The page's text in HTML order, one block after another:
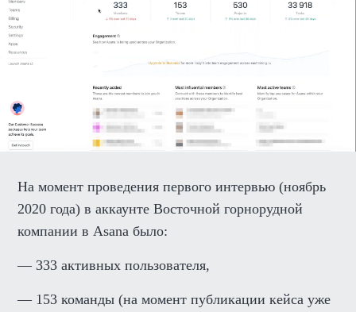
На момент проведения первого интервью (ноябрь
2020 года) в аккаунте Восточной горнорудной
компании в Asana было:
— 333 активных пользователя,
— 153 команды (на момент публикации кейса уже